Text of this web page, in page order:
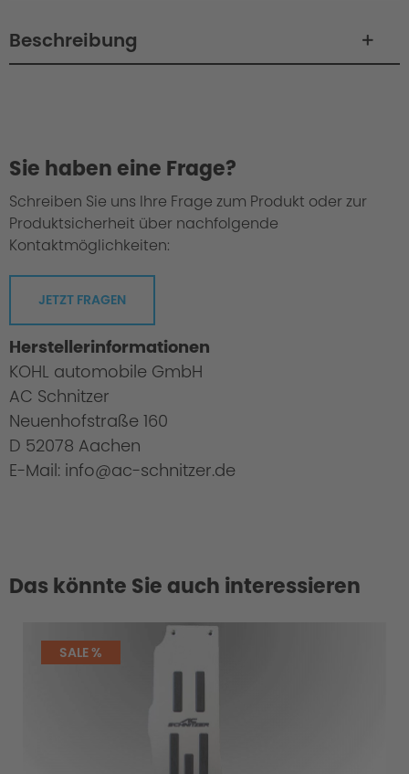
Beschreibung
Sie haben eine Frage?
Schreiben Sie uns Ihre Frage zum Produkt oder zur
Produktsicherheit über nachfolgende
Kontaktmöglichkeiten:
JETZT FRAGEN
Herstellerinformationen
KOHL automobile GmbH
AC Schnitzer
Neuenhofstraße 160
D 52078 Aachen
E-Mail: info@ac-schnitzer.de
Das könnte Sie auch interessieren
SALE %